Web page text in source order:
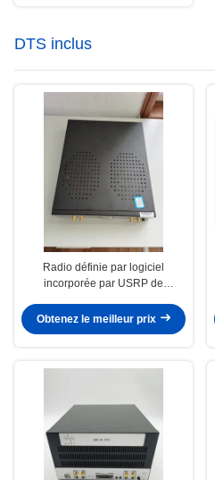
DTS inclus
Radio définie par logiciel
incorporée par USRP de
Obtenez le meilleur prix